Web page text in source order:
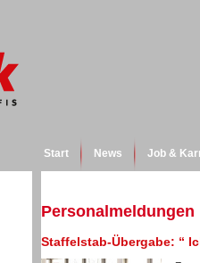
Start News Job &
Personalmeldungen
Staffelstab-Übergabe: “